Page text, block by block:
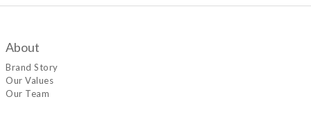
About
Brand Story
Our Values
Our Team